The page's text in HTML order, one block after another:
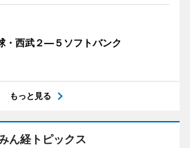
・西武２―５ソフトバンク
もっと見る
ん経トピックス